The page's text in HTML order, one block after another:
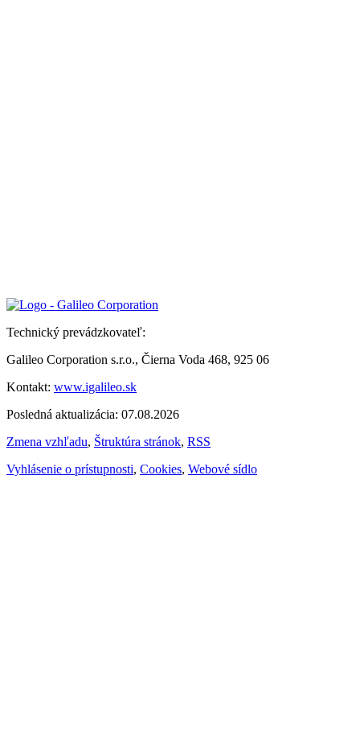
Technický prevádzkovateľ:
Galileo Corporation s.r.o., Čierna Voda 468, 925 06
Kontakt: www.igalileo.sk
Posledná aktualizácia: 07.08.2026
Zmena vzhľadu, Štruktúra stránok, RSS
Vyhlásenie o prístupnosti, Cookies, Webové sídlo